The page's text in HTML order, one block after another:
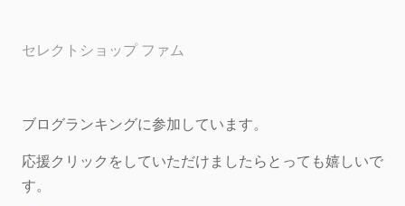
セレクトショップ ファム
ブログランキングに参加しています。
応援クリックをしていただけましたらとっても嬉しいで
す。